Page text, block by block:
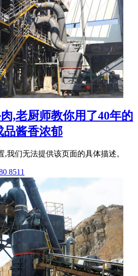
,老厨师教你用了40年的
品酱香浓郁
,我们无法提供该页面的具体描述。
8511